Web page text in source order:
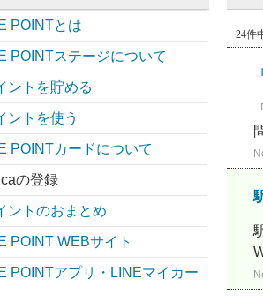
POINTとは
POINTステージについて
ントを貯める
ントを使う
POINTカードについて
の登録
ントのおまとめ
POINT WEBサイト
POINTアプリ・LINEマイカー
24件